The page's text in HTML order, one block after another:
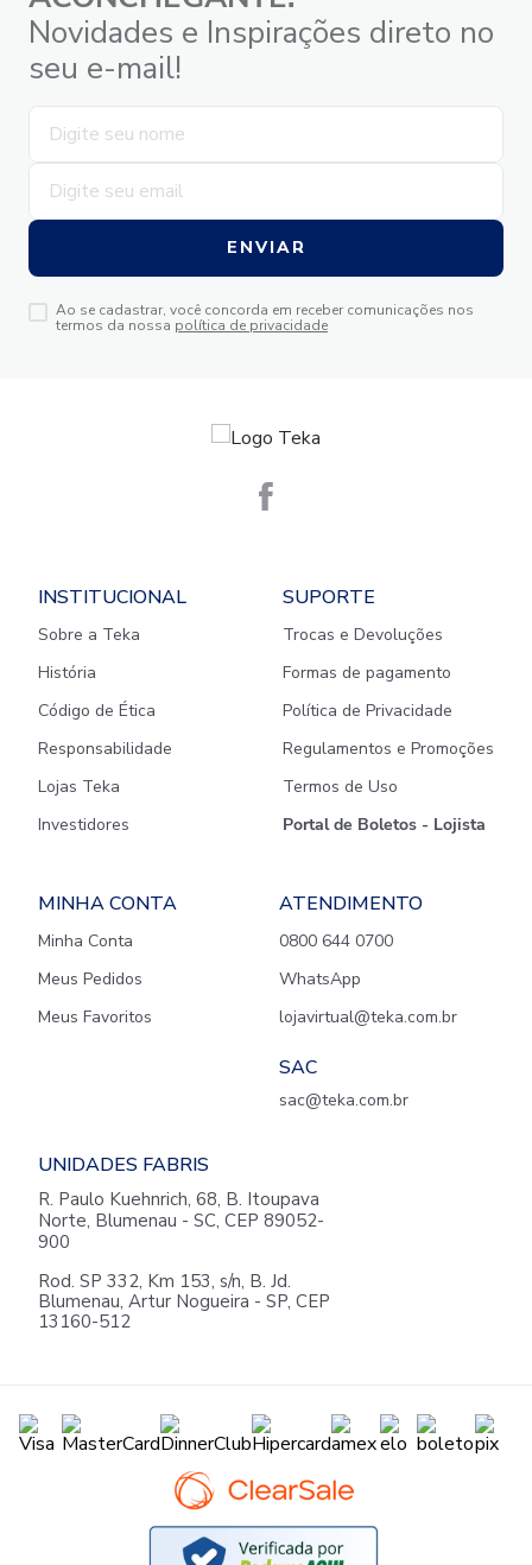
Novidades e Inspirações direto no
seu e-mail!
ENVIAR
Ao se cadastrar, você concorda em receber comunicações nos
termos da nossa política de privacidade
INSTITUCIONAL
Sobre a Teka
História
Código de Ética
Responsabilidade
Lojas Teka
Investidores
SUPORTE
Trocas e Devoluções
Formas de pagamento
Política de Privacidade
Regulamentos e Promoções
Termos de Uso
Portal de Boletos - Lojista
MINHA CONTA
Minha Conta
Meus Pedidos
Meus Favoritos
ATENDIMENTO
0800 644 0700
WhatsApp
lojavirtual@teka.com.br
SAC
sac@teka.com.br
UNIDADES FABRIS
R. Paulo Kuehnrich, 68, B. Itoupava
Norte, Blumenau - SC, CEP 89052-
900
Rod. SP 332, Km 153, s/n, B. Jd.
Blumenau, Artur Nogueira - SP, CEP
13160-512